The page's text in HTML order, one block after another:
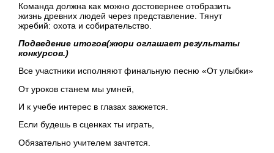
Команда должна как можно достовернее отобразить
жизнь древних людей через представление. Тянут
жребий: охота и собирательство.
Подведение итогов(жюри оглашает результаты
конкурсов.)
Все участники исполняют финальную песню «От улыбки»
От уроков станем мы умней,
И к учебе интерес в глазах зажжется.
Если будешь в сценках ты играть,
Обязательно учителем зачтется.